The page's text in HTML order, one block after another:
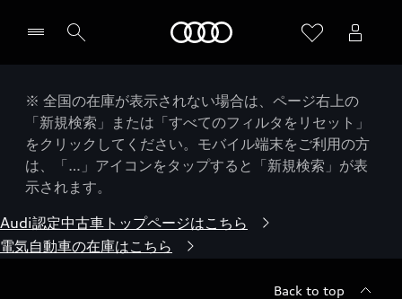
※ 全国の在庫が表示されない場合は、ページ右上の
「新規検索」または「すべてのフィルタをリセット」
をクリックしてください。モバイル端末をご利用の方
は、「…」アイコンをタップすると「新規検索」が表
示されます。
Audi認定中古車トップページはこちら
電気自動車の在庫はこちら
Back to top